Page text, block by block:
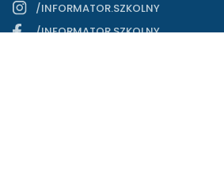
/INFORMATOR.SZKOLNY
/INFORMATOR.SZKOLNY